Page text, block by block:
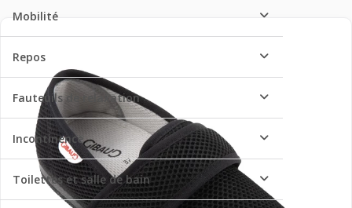
Mobilité
Repos
Fauteuils de relaxation
Incontinence
Toilettes et salle de bain